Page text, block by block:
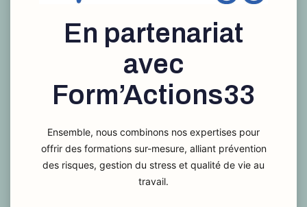
En partenariat
avec
Form’Actions33
Ensemble, nous combinons nos expertises pour
offrir des formations sur-mesure, alliant prévention
des risques, gestion du stress et qualité de vie au
travail.